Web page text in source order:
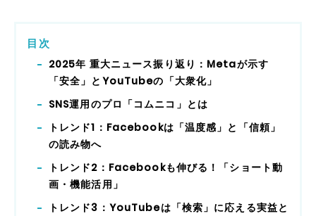
目次
2025年 重大ニュース振り返り：Metaが示す
「安全」とYouTubeの「大衆化」
SNS運用のプロ「コムニコ」とは
トレンド1：Facebookは「温度感」と「信頼」
の読み物へ
トレンド2：Facebookも伸びる！「ショート動
画・機能活用」
トレンド3：YouTubeは「検索」に応える実益と